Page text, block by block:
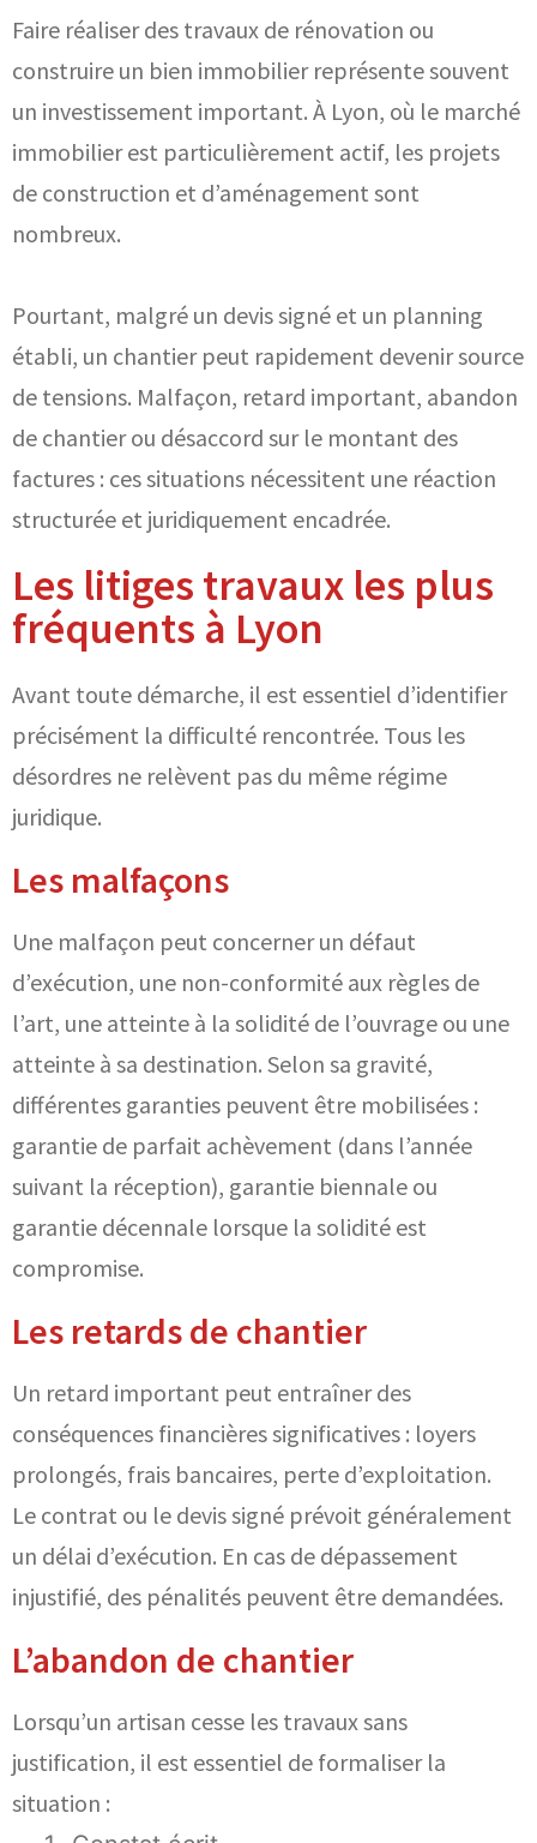
Faire réaliser des travaux de rénovation ou
construire un bien immobilier représente souvent
un investissement important. À Lyon, où le marché
immobilier est particulièrement actif, les projets
de construction et d’aménagement sont
nombreux.
Pourtant, malgré un devis signé et un planning
établi, un chantier peut rapidement devenir source
de tensions. Malfaçon, retard important, abandon
de chantier ou désaccord sur le montant des
factures : ces situations nécessitent une réaction
structurée et juridiquement encadrée.
Les litiges travaux les plus
fréquents à Lyon
Avant toute démarche, il est essentiel d’identifier
précisément la difficulté rencontrée. Tous les
désordres ne relèvent pas du même régime
juridique.
Les malfaçons
Une malfaçon peut concerner un défaut
d’exécution, une non-conformité aux règles de
l’art, une atteinte à la solidité de l’ouvrage ou une
atteinte à sa destination. Selon sa gravité,
différentes garanties peuvent être mobilisées :
garantie de parfait achèvement (dans l’année
suivant la réception), garantie biennale ou
garantie décennale lorsque la solidité est
compromise.
Les retards de chantier
Un retard important peut entraîner des
conséquences financières significatives : loyers
prolongés, frais bancaires, perte d’exploitation.
Le contrat ou le devis signé prévoit généralement
un délai d’exécution. En cas de dépassement
injustifié, des pénalités peuvent être demandées.
L’abandon de chantier
Lorsqu’un artisan cesse les travaux sans
justification, il est essentiel de formaliser la
situation :